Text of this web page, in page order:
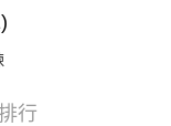
行